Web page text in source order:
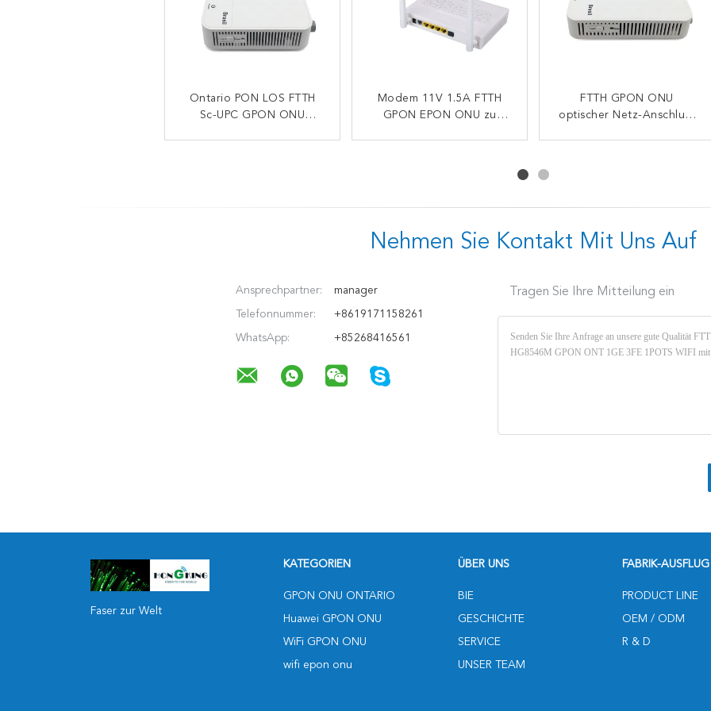
Ontario PON LOS FTTH
Sc-UPC GPON ONU
Modem 11V 1.5A FTTH
GPON EPON ONU zu
FTTH GPON ONU
optischer Netz-Anschluss
HK668 Modem Ontarios
XPON ONU 2.4g 5g 4GE
Doppelband-ONU HK718
4GE 1TEL 2USB Gpon
Drahtloses 4GE 1TEL
2USB Doppelband-
Nehmen Sie Kontakt Mit Uns Auf
Ansprechpartner: manager
Telefonnummer: +8619171158261
WhatsApp: +85268416561
Tragen Sie Ihre Mitteilung ein
Faser zur Welt
KATEGORIEN
GPON ONU ONTARIO
Huawei GPON ONU
WiFi GPON ONU
wifi epon onu
ÜBER UNS
BIE
GESCHICHTE
SERVICE
UNSER TEAM
FABRIK-AUSFLUG
PRODUCT LINE
OEM / ODM
R & D